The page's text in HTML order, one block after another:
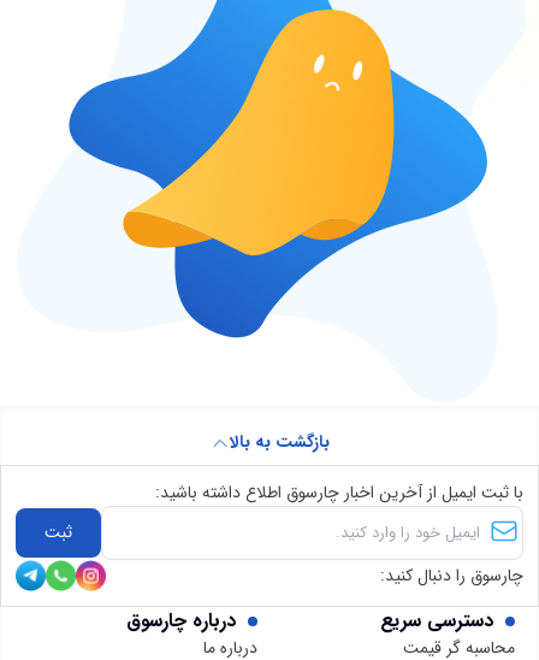
دسترسی سریع
محاسبه گر قیمت
درباره چارسوق
درباره ما
بازگشت به بالا
با ثبت ایمیل از آخرین اخبار چارسوق اطلاع داشته باشید:
ثبت
چارسوق را دنبال کنید: